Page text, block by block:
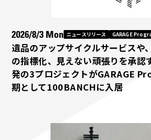
2026/8/3 Mon ニュースリリース GARAGE
遺品のアップサイクルサービスや
の指標化、見えない頑張りを承認
発の3プロジェクトがGARAGE
期として100BANCHに入居